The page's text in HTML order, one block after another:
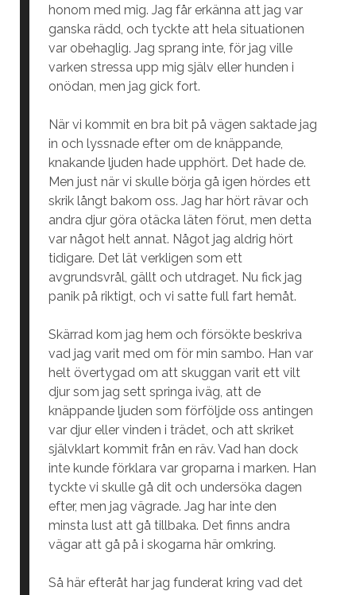
honom med mig. Jag får erkänna att jag var
ganska rädd, och tyckte att hela situationen
var obehaglig. Jag sprang inte, för jag ville
varken stressa upp mig själv eller hunden i
onödan, men jag gick fort.
När vi kommit en bra bit på vägen saktade jag
in och lyssnade efter om de knäppande,
knakande ljuden hade upphört. Det hade de.
Men just när vi skulle börja gå igen hördes ett
skrik långt bakom oss. Jag har hört rävar och
andra djur göra otäcka läten förut, men detta
var något helt annat. Något jag aldrig hört
tidigare. Det lät verkligen som ett
avgrundsvrål, gällt och utdraget. Nu fick jag
panik på riktigt, och vi satte full fart hemåt.
Skärrad kom jag hem och försökte beskriva
vad jag varit med om för min sambo. Han var
helt övertygad om att skuggan varit ett vilt
djur som jag sett springa iväg, att de
knäppande ljuden som förföljde oss antingen
var djur eller vinden i trädet, och att skriket
självklart kommit från en räv. Vad han dock
inte kunde förklara var groparna i marken. Han
tyckte vi skulle gå dit och undersöka dagen
efter, men jag vägrade. Jag har inte den
minsta lust att gå tillbaka. Det finns andra
vägar att gå på i skogarna här omkring.
Så här efteråt har jag funderat kring vad det